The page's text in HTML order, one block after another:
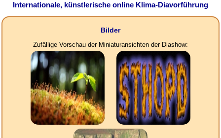
Internationale, künstlerische online Klima-Diavorführung
Bilder
Zufällige Vorschau der Miniaturansichten der Diashow: